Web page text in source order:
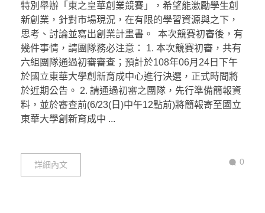
特別舉辦「東之皇華創業競賽」，希望能激勵學生創
新創業，針對市場現況，在有限的學習資源與之下，
思考、討論並寫出創業計畫書。 本次競賽初審後，有
幾件事情，請團隊務必注意： 1. 本次競賽初審，共有
六組團隊通過初審審查；預計於108年06月24日下午
於國立東華大學創新育成中心進行決選，正式時間將
於近期公告。 2. 請通過初審之團隊，先行準備簡報資
料，並於審查前(6/23(日)中午12點前)將簡報寄至國立
東華大學創新育成中 ...
詳細內文 0